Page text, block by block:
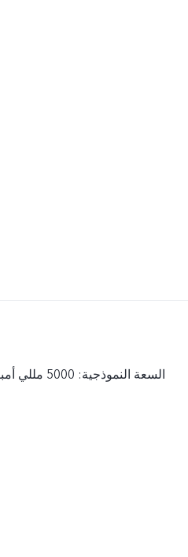
السعة النموذجية: 5000 مللي أمبير في الساعة (3,91 فولت)